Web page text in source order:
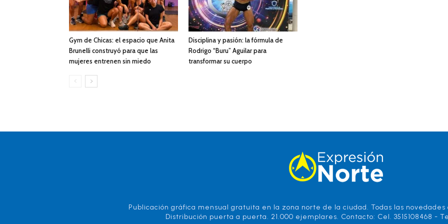
Gym de Chicas: el espacio que Anita
Brunelli construyó para que las
mujeres entrenen sin miedo
Disciplina y pasión: la fórmula de
Rodrigo “Buru” Aguilar para
transformar su cuerpo
Publicación gráfica mensual gratuita en la zona norte de la ciudad. Todas las novedades
Distribución puerta a puerta. 21.000 ejemplares. Contacto: Cel. 3515108468 -